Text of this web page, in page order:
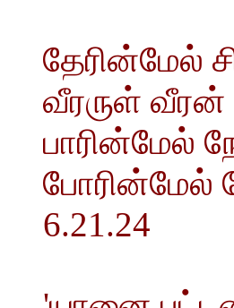
தேரின்மேல்
வீரருள்
பாரின்மேல்
போரின்மேல்
6.21.24